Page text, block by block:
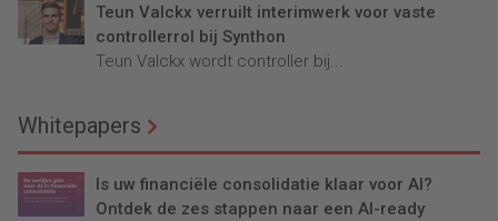
Teun Valckx verruilt interimwerk voor vaste
controllerrol bij Synthon
Teun Valckx wordt controller bij...
Whitepapers
Is uw financiële consolidatie klaar voor AI?
Ontdek de zes stappen naar een AI-ready